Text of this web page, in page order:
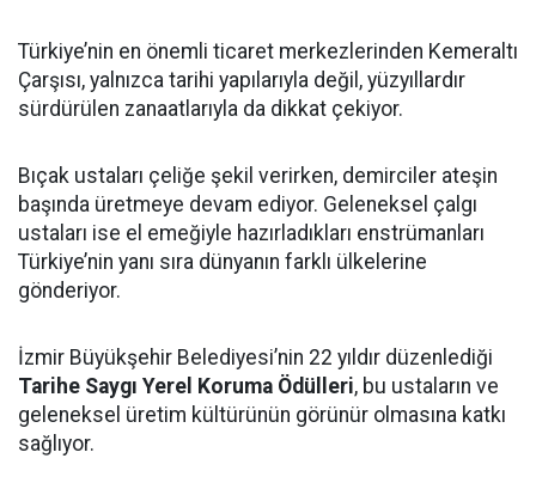
Türkiye’nin en önemli ticaret merkezlerinden Kemeraltı
Çarşısı, yalnızca tarihi yapılarıyla değil, yüzyıllardır
sürdürülen zanaatlarıyla da dikkat çekiyor.
Bıçak ustaları çeliğe şekil verirken, demirciler ateşin
başında üretmeye devam ediyor. Geleneksel çalgı
ustaları ise el emeğiyle hazırladıkları enstrümanları
Türkiye’nin yanı sıra dünyanın farklı ülkelerine
gönderiyor.
İzmir Büyükşehir Belediyesi’nin 22 yıldır düzenlediği
Tarihe Saygı Yerel Koruma Ödülleri, bu ustaların ve
geleneksel üretim kültürünün görünür olmasına katkı
sağlıyor.